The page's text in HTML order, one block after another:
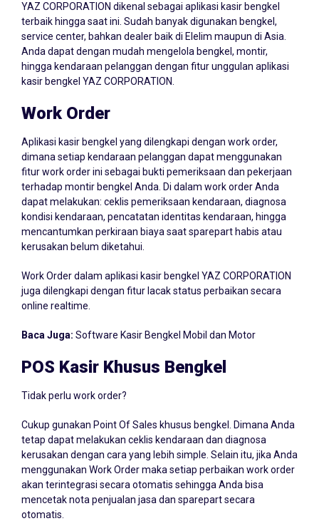
YAZ CORPORATION dikenal sebagai aplikasi kasir bengkel
terbaik hingga saat ini. Sudah banyak digunakan bengkel,
service center, bahkan dealer baik di Elelim maupun di Asia.
Anda dapat dengan mudah mengelola bengkel, montir,
hingga kendaraan pelanggan dengan fitur unggulan aplikasi
kasir bengkel YAZ CORPORATION.
Work Order
Aplikasi kasir bengkel yang dilengkapi dengan work order,
dimana setiap kendaraan pelanggan dapat menggunakan
fitur work order ini sebagai bukti pemeriksaan dan pekerjaan
terhadap montir bengkel Anda. Di dalam work order Anda
dapat melakukan: ceklis pemeriksaan kendaraan, diagnosa
kondisi kendaraan, pencatatan identitas kendaraan, hingga
mencantumkan perkiraan biaya saat sparepart habis atau
kerusakan belum diketahui.
Work Order dalam aplikasi kasir bengkel YAZ CORPORATION
juga dilengkapi dengan fitur lacak status perbaikan secara
online realtime.
Baca Juga: Software Kasir Bengkel Mobil dan Motor
POS Kasir Khusus Bengkel
Tidak perlu work order?
Cukup gunakan Point Of Sales khusus bengkel. Dimana Anda
tetap dapat melakukan ceklis kendaraan dan diagnosa
kerusakan dengan cara yang lebih simple. Selain itu, jika Anda
menggunakan Work Order maka setiap perbaikan work order
akan terintegrasi secara otomatis sehingga Anda bisa
mencetak nota penjualan jasa dan sparepart secara
otomatis.